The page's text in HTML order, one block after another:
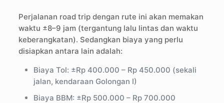
Perjalanan road trip dengan rute ini akan memakan
waktu ±8–9 jam (tergantung lalu lintas dan waktu
keberangkatan). Sedangkan biaya yang perlu
disiapkan antara lain adalah:
Biaya Tol: ±Rp 400.000 – Rp 450.000 (sekali
jalan, kendaraan Golongan I)
Biaya BBM: ±Rp 500.000 – Rp 700.000